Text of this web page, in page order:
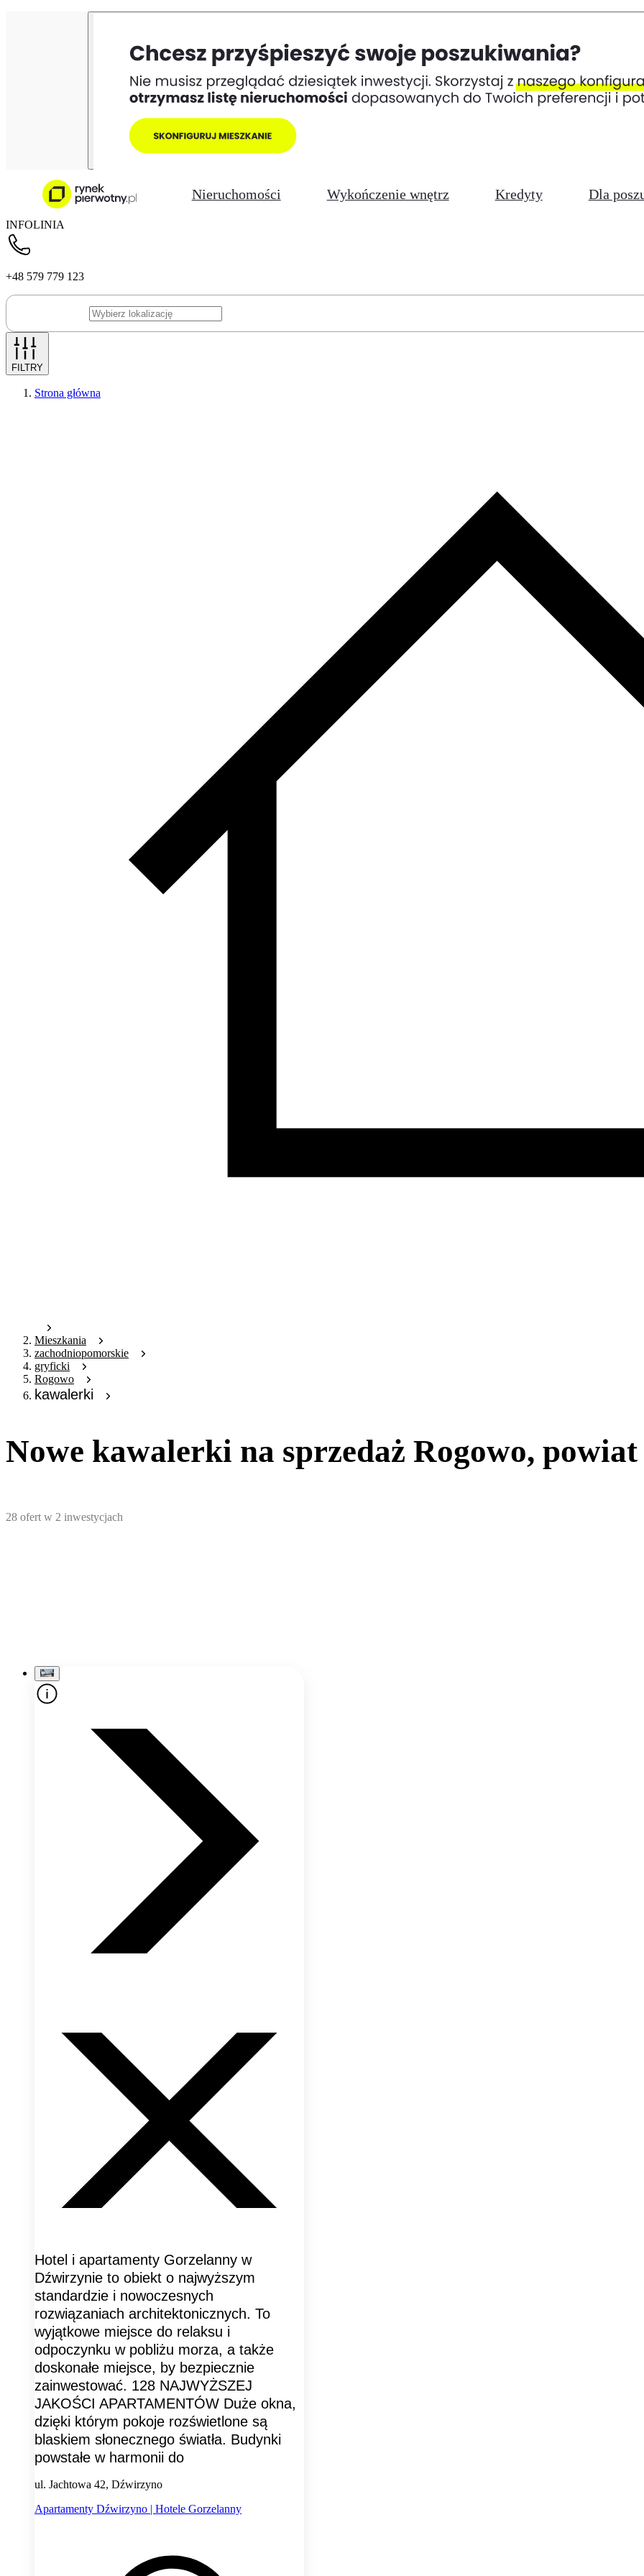
Nieruchomości Wykończenie wnętrz Kredyty Dla
INFOLINIA
+48 579 779 123
FILTRY
Strona główna
Mieszkania
zachodniopomorskie
gryficki
Rogowo
kawalerki
Nowe kawalerki na sprzedaż Rogowo,
28 ofert w 2 inwestycjach
Hotel i apartamenty Gorzelanny w
Dźwirzynie to obiekt o najwyższym
standardzie i nowoczesnych
rozwiązaniach architektonicznych. To
wyjątkowe miejsce do relaksu i
odpoczynku w pobliżu morza, a także
doskonałe miejsce, by bezpiecznie
zainwestować. 128 NAJWYŻSZEJ
JAKOŚCI APARTAMENTÓW Duże okna,
dzięki którym pokoje rozświetlone są
blaskiem słonecznego światła. Budynki
powstałe w harmonii do
ul. Jachtowa 42, Dźwirzyno
Apartamenty Dźwirzyno | Hotele Gorzelanny